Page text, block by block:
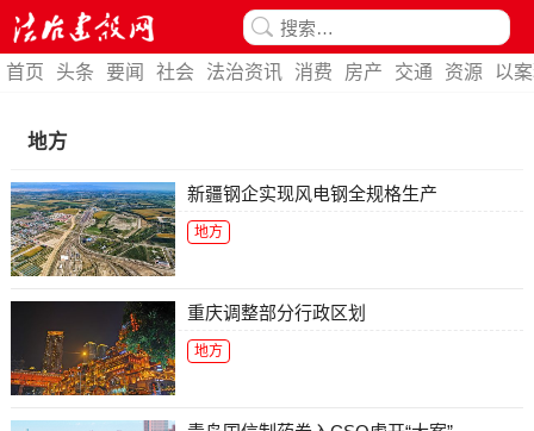
首页 头条 要闻 社会 法治资讯 消费 房产 交通 资源 以
地方
新疆钢企实现风电钢全规格生产
地方
重庆调整部分行政区划
地方